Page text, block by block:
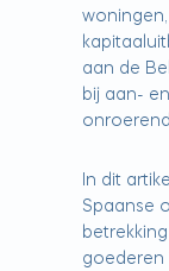
aan de
bij aan-
In dit
Spaanse
goederen